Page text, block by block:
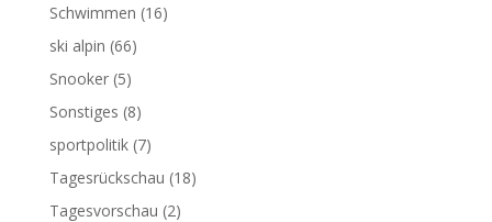
Schwimmen (16)
ski alpin (66)
Snooker(5)
Sonstiges (8)
sportpolitik(7)
Tagesrückschau (18)
Tagesvorschau (2)